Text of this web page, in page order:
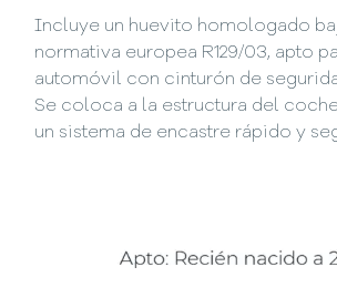
Incluye un huevito homologado
normativa europea R129/03, apto
automóvil con cinturón de
Se coloca a la estructura del
un sistema de encastre rápido y